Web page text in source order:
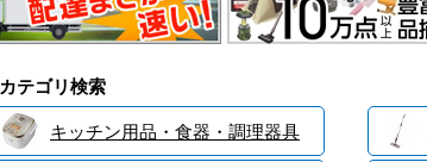
カテゴリ検索
キッチン用品・食器・調理器具